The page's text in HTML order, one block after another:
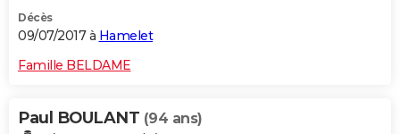
Décès
09/07/2017 à Hamelet
Famille BELDAME
Paul BOULANT (94 ans)